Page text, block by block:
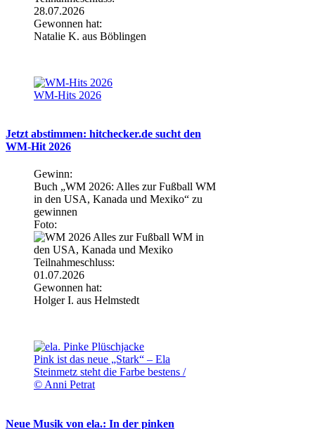
28.07.2026
Gewonnen hat:
Natalie K. aus Böblingen
WM-Hits 2026
Jetzt abstimmen: hitchecker.de sucht den
WM-Hit 2026
Gewinn:
Buch „WM 2026: Alles zur Fußball WM
in den USA, Kanada und Mexiko“ zu
gewinnen
Foto:
Teilnahmeschluss:
01.07.2026
Gewonnen hat:
Holger I. aus Helmstedt
Pink ist das neue „Stark“ – Ela
Steinmetz steht die Farbe bestens /
© Anni Petrat
Neue Musik von ela.: In der pinken